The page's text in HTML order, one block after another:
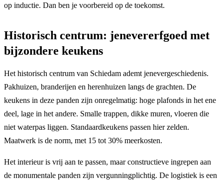
op inductie. Dan ben je voorbereid op de toekomst.
Historisch centrum: jenevererfgoed met
bijzondere keukens
Het historisch centrum van Schiedam ademt jenevergeschiedenis.
Pakhuizen, branderijen en herenhuizen langs de grachten. De
keukens in deze panden zijn onregelmatig: hoge plafonds in het ene
deel, lage in het andere. Smalle trappen, dikke muren, vloeren die
niet waterpas liggen. Standaardkeukens passen hier zelden.
Maatwerk is de norm, met 15 tot 30% meerkosten.
Het interieur is vrij aan te passen, maar constructieve ingrepen aan
de monumentale panden zijn vergunningplichtig. De logistiek is een